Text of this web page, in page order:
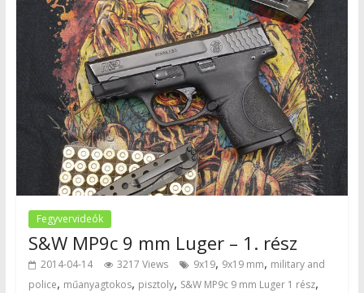
Fegyvervideók
S&W MP9c 9 mm Luger – 1. rész
2014-04-14 3217 Views 9x19, 9x19 mm, military and
police, műanyagtokos, pisztoly, S&W MP9c 9 mm Luger 1 rész,